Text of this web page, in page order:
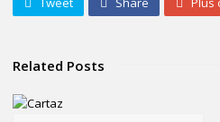
Related Posts